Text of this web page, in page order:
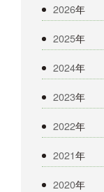
2026年
2025年
2024年
2023年
2022年
2021年
2020年